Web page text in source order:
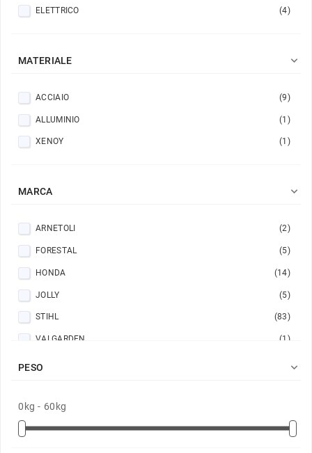
ELETTRICO (4)
MATERIALE 
ACCIAIO (9)
ALLUMINIO (1)
XENOY (1)
MARCA 
ARNETOLI (2)
FORESTAL (5)
HONDA (14)
JOLLY (5)
STIHL (83)
VALGARDEN (1)
PESO 
0kg - 60kg